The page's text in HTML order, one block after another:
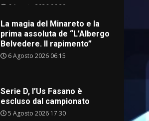
6 Agosto 2026 06:20
La magia del Minareto e la
prima assoluta de “L’Albergo
Belvedere. Il rapimento”
6 Agosto 2026 06:15
Serie D, l’Us Fasano è
escluso dal campionato
5 Agosto 2026 17:30